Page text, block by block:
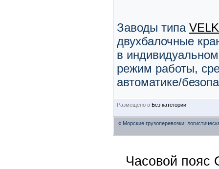
Заводы типа
двухбалочные
в
режим работы,
автоматике/
Размещено в Без категории
« Морские грузоперевозки:
Часовой пояс